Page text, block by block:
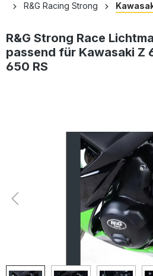
R&G Racing Strong
R&G Strong Race
passend für Kawasaki Z
650 RS
Bildergalerie überspringen